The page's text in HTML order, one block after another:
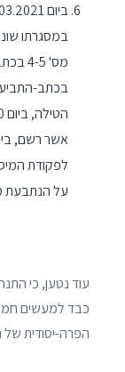
במסגרתו
בכתב-
לפקודת
על הנתבעת מס' 1, ונובע מהסכם-המכר
כבד למעשים
הפרה-יסודית